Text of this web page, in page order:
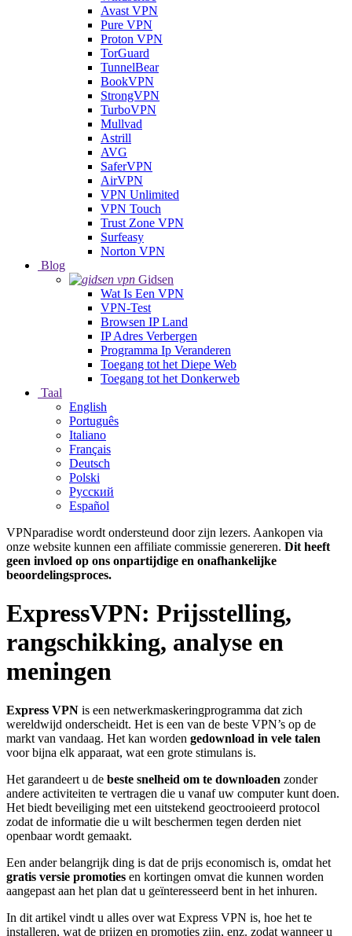
Avast VPN
Pure VPN
Proton VPN
TorGuard
TunnelBear
BookVPN
StrongVPN
TurboVPN
Mullvad
Astrill
AVG
SaferVPN
AirVPN
VPN Unlimited
VPN Touch
Trust Zone VPN
Surfeasy
Norton VPN
Blog
Gidsen
Wat Is Een VPN
VPN-Test
Browsen IP Land
IP Adres Verbergen
Programma Ip Veranderen
Toegang tot het Diepe Web
Toegang tot het Donkerweb
Taal
English
Português
Italiano
Français
Deutsch
Polski
Русский
Español
VPNparadise wordt ondersteund door zijn lezers. Aankopen via
onze website kunnen een affiliate commissie genereren. Dit heeft
geen invloed op ons onpartijdige en onafhankelijke
beoordelingsproces.
ExpressVPN: Prijsstelling,
rangschikking, analyse en
meningen
Express VPN is een netwerkmaskeringprogramma dat zich
wereldwijd onderscheidt. Het is een van de beste VPN’s op de
markt van vandaag. Het kan worden gedownload in vele talen
voor bijna elk apparaat, wat een grote stimulans is.
Het garandeert u de beste snelheid om te downloaden zonder
andere activiteiten te vertragen die u vanaf uw computer kunt doen.
Het biedt beveiliging met een uitstekend geoctrooieerd protocol
zodat de informatie die u wilt beschermen tegen derden niet
openbaar wordt gemaakt.
Een ander belangrijk ding is dat de prijs economisch is, omdat het
gratis versie promoties en kortingen omvat die kunnen worden
aangepast aan het plan dat u geïnteresseerd bent in het inhuren.
In dit artikel vindt u alles over wat Express VPN is, hoe het te
installeren, wat de prijzen en promoties zijn, enz. zodat wanneer u